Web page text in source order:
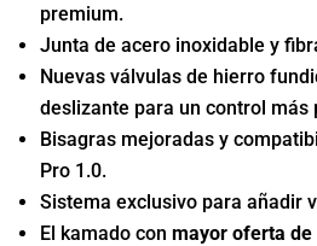
premium.
Junta de acero inoxidable y
Nuevas válvulas de hierro
deslizante para un control más
Bisagras mejoradas y
Pro 1.0.
Sistema exclusivo para añadir
El kamado con mayor oferta